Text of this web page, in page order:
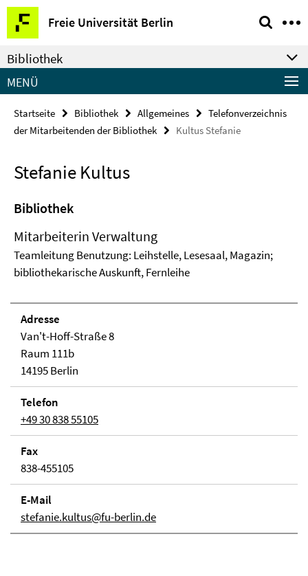
Springe
direkt
zu
Inhalt
Freie Universität Berlin
Service-
Navigation
Bibliothek
MENÜ
Startseite Bibliothek Allgemeines
Telefonverzeichnis
der Mitarbeitenden der Bibliothek
Kultus Stefanie
Stefanie Kultus
Bibliothek
Mitarbeiterin Verwaltung
Teamleitung Benutzung: Leihstelle, Lesesaal, Magazin;
bibliothekarische Auskunft, Fernleihe
Adresse
Van't-Hoff-Straße 8
Raum 111b
14195 Berlin
Telefon
+49 30 838 55105
Fax
838-455105
E-Mail
stefanie.kultus@fu-berlin.de